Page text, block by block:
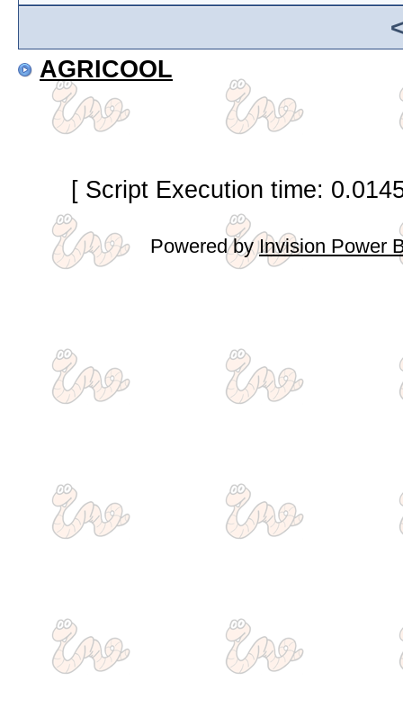
AGRICOOL
[ Script Execution time:
Powered byInvision Power